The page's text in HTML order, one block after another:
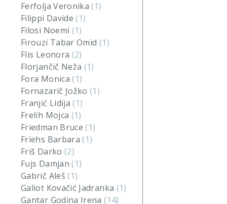
Ferfolja Veronika(1)
Filippi Davide(1)
Filosi Noemi (1)
Firouzi Tabar Omid (1)
Flis Leonora (2)
Florjančič Neža (1)
Fora Monica(1)
Fornazarič Jožko(1)
Franjić Lidija(1)
Frelih Mojca (1)
Friedman Bruce(1)
Friehs Barbara(1)
Friš Darko (2)
Fujs Damjan(1)
Gabrič Aleš(1)
Galiot Kovačić Jadranka (1)
Gantar Godina Irena(14)